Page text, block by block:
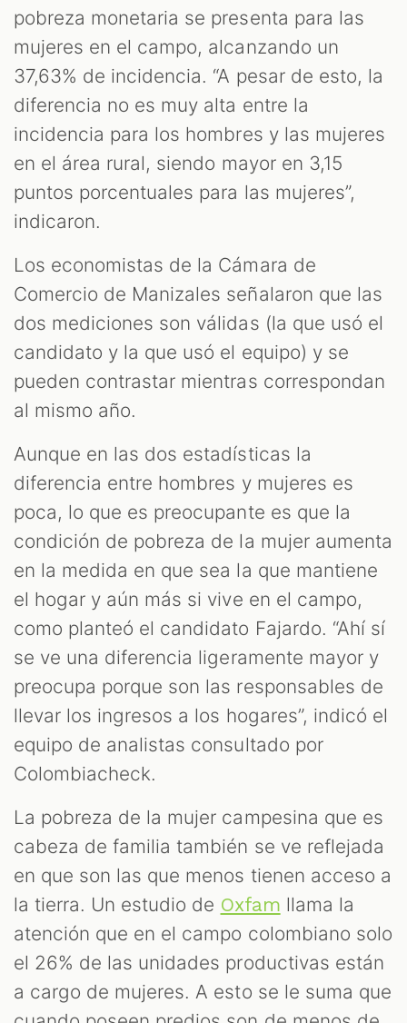
pobreza monetaria se presenta para las
mujeres en el campo, alcanzando un
37,63% de incidencia. “A pesar de esto, la
diferencia no es muy alta entre la
incidencia para los hombres y las mujeres
en el área rural, siendo mayor en 3,15
puntos porcentuales para las mujeres”,
indicaron.
Los economistas de la Cámara de
Comercio de Manizales señalaron que las
dos mediciones son válidas (la que usó el
candidato y la que usó el equipo) y se
pueden contrastar mientras correspondan
al mismo año.
Aunque en las dos estadísticas la
diferencia entre hombres y mujeres es
poca, lo que es preocupante es que la
condición de pobreza de la mujer aumenta
en la medida en que sea la que mantiene
el hogar y aún más si vive en el campo,
como planteó el candidato Fajardo. “Ahí sí
se ve una diferencia ligeramente mayor y
preocupa porque son las responsables de
llevar los ingresos a los hogares”, indicó el
equipo de analistas consultado por
Colombiacheck.
La pobreza de la mujer campesina que es
cabeza de familia también se ve reflejada
en que son las que menos tienen acceso a
la tierra. Un estudio de Oxfam llama la
atención que en el campo colombiano solo
el 26% de las unidades productivas están
a cargo de mujeres. A esto se le suma que